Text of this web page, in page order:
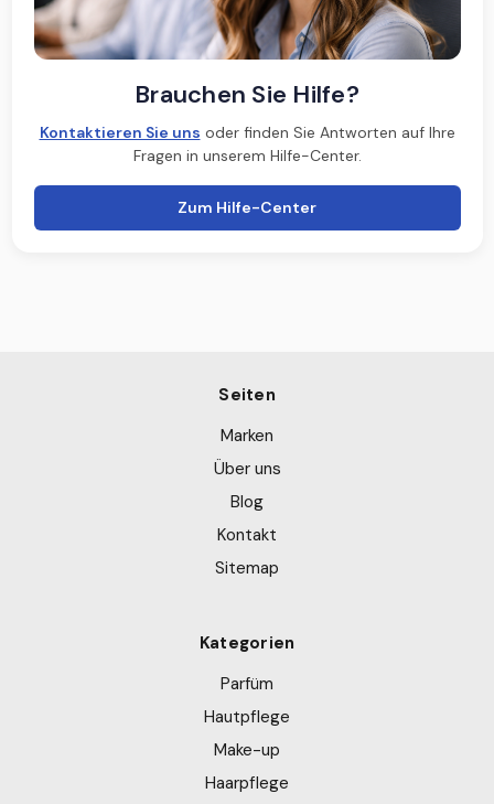
Brauchen Sie Hilfe?
Kontaktieren Sie uns oder finden Sie Antworten auf Ihre
Fragen in unserem Hilfe-Center.
Zum Hilfe-Center
Seiten
Marken
Über uns
Blog
Kontakt
Sitemap
Kategorien
Parfüm
Hautpflege
Make-up
Haarpflege